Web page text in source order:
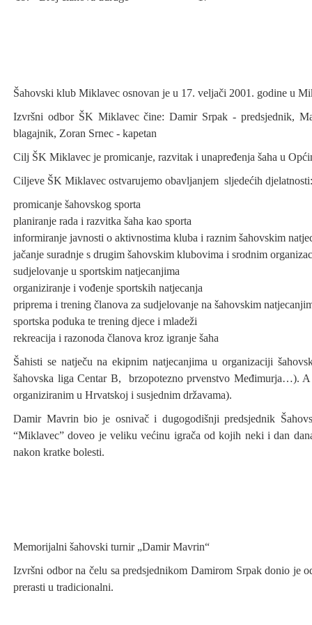
Šahovski klub Miklavec osnovan je u 17. veljači 2001. godine u
Izvršni odbor ŠK Miklavec čine: Damir Srpak - predsjednik,
blagajnik, Zoran Srnec - kapetan
Cilj ŠK Miklavec je promicanje, razvitak i unapređenja šaha u
Ciljeve ŠK Miklavec ostvarujemo obavljanjem sljedećih
promicanje šahovskog sporta
planiranje rada i razvitka šaha kao sporta
informiranje javnosti o aktivnostima kluba i raznim šahovskim
jačanje suradnje s drugim šahovskim klubovima i srodnim
sudjelovanje u sportskim natjecanjima
organiziranje i vođenje sportskih natjecanja
priprema i trening članova za sudjelovanje na šahovskim
sportska poduka te trening djece i mladeži
rekreacija i razonoda članova kroz igranje šaha
Šahisti se natječu na ekipnim natjecanjima u organizaciji
šahovska liga Centar B, brzopotezno prvenstvo Međimurja…).
organiziranim u Hrvatskoj i susjednim državama).
Damir Mavrin bio je osnivač i dugogodišnji predsjednik
“Miklavec” doveo je veliku većinu igrača od kojih neki i dan
nakon kratke bolesti.
Memorijalni šahovski turnir „Damir Mavrin“
Izvršni odbor na čelu sa predsjednikom Damirom Srpak donio je
prerasti u tradicionalni.